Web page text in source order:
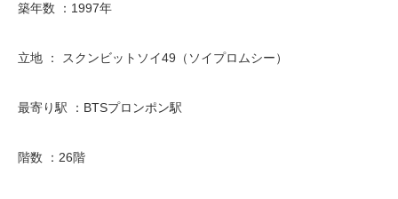
築年数 ：1997年
立地 ： スクンビットソイ49（ソイプロムシー）
最寄り駅 ：BTSプロンポン駅
階数 ：26階